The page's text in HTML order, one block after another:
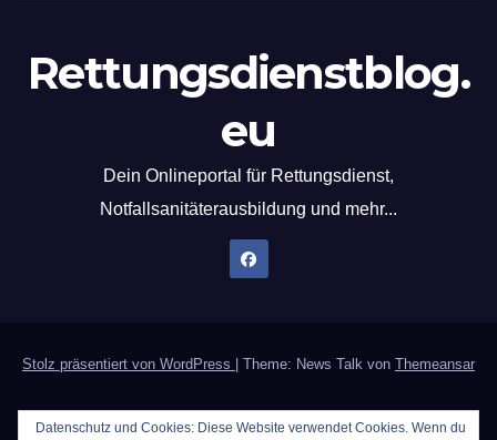
Rettungsdienstblog.
eu
Dein Onlineportal für Rettungsdienst,
Notfallsanitäterausbildung und mehr...
Stolz präsentiert von WordPress Theme: News Talk von Themeansar
Datenschutz und Cookies: Diese Website verwendet Cookies. Wenn du